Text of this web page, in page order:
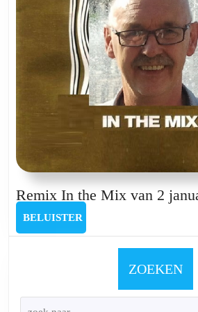
Remix In the Mix van 2
BELUISTER
ZOEKEN